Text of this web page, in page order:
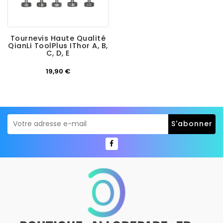
Tournevis Haute Qualité
QianLi ToolPlus IThor A, B,
C, D, E
19,90 €Prix